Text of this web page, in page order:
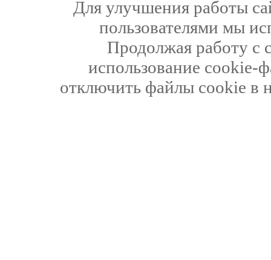
Для улучшения работы
пользователями мы
Продолжая работу с
использование cookie-
отключить файлы cookie в